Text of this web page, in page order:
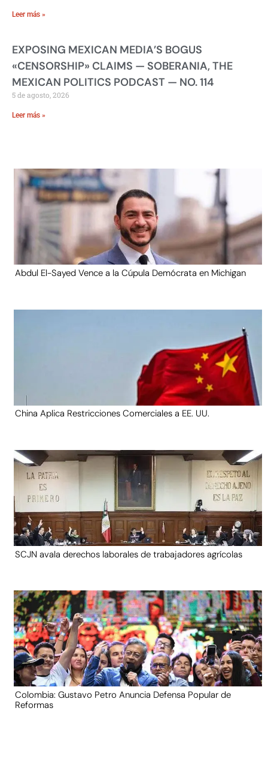
Leer más »
EXPOSING MEXICAN MEDIA’S BOGUS
«CENSORSHIP» CLAIMS — SOBERANIA, THE
MEXICAN POLITICS PODCAST — NO. 114
5 de agosto, 2026
Leer más »
Abdul El-Sayed Vence a la Cúpula Demócrata en Michigan
China Aplica Restricciones Comerciales a EE. UU.
SCJN avala derechos laborales de trabajadores agrícolas
Colombia: Gustavo Petro Anuncia Defensa Popular de
Reformas